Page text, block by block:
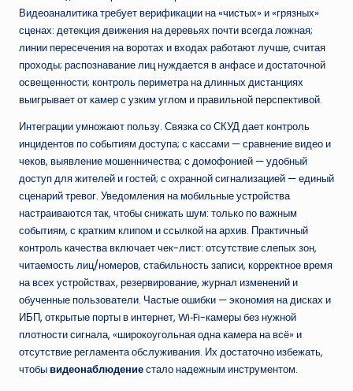
Видеоаналитика требует верификации на «чистых» и «грязных»
сценах: детекция движения на деревьях почти всегда ложная;
линии пересечения на воротах и входах работают лучше, считая
проходы; распознавание лиц нуждается в анфасе и достаточной
освещенности; контроль периметра на длинных дистанциях
выигрывает от камер с узким углом и правильной перспективой.
Интеграции умножают пользу. Связка со СКУД дает контроль
инцидентов по событиям доступа; с кассами — сравнение видео и
чеков, выявление мошенничества; с домофонией — удобный
доступ для жителей и гостей; с охранной сигнализацией — единый
сценарий тревог. Уведомления на мобильные устройства
настраиваются так, чтобы снижать шум: только по важным
событиям, с кратким клипом и ссылкой на архив. Практичный
контроль качества включает чек-лист: отсутствие слепых зон,
читаемость лиц/номеров, стабильность записи, корректное время
на всех устройствах, резервирование, журнал изменений и
обученные пользователи. Частые ошибки — экономия на дисках и
ИБП, открытые порты в интернет, Wi‑Fi-камеры без нужной
плотности сигнала, «широкоугольная одна камера на всё» и
отсутствие регламента обслуживания. Их достаточно избежать,
чтобывидеонаблюдениестало надежным инструментом.